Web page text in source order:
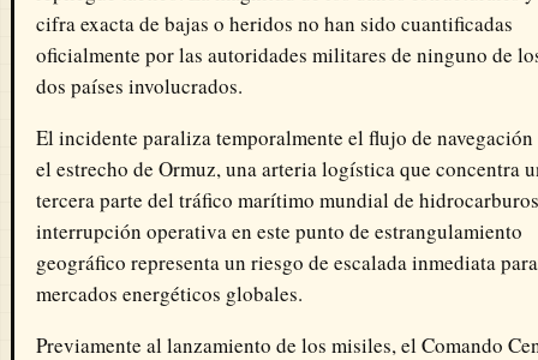
cifra exacta de bajas o heridos no han sido cuantificadas
oficialmente por las autoridades militares de ninguno de
dos países involucrados.
El incidente paraliza temporalmente el flujo de navegación
el estrecho de Ormuz, una arteria logística que concentra
tercera parte del tráfico marítimo mundial de
interrupción operativa en este punto de estrangulamiento
geográfico representa un riesgo de escalada inmediata
mercados energéticos globales.
Previamente al lanzamiento de los misiles, el Comando